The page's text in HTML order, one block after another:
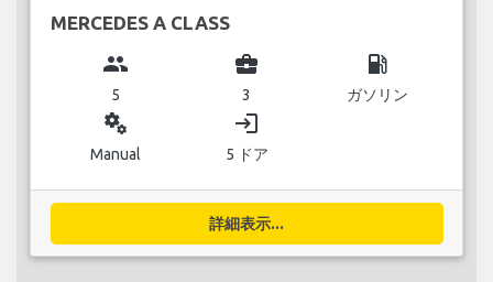
MERCEDES A CLASS
group
5
business_center
3
local_gas_station
ガソリン
miscellaneous_services
Manual
login
5 ドア
詳細表示...